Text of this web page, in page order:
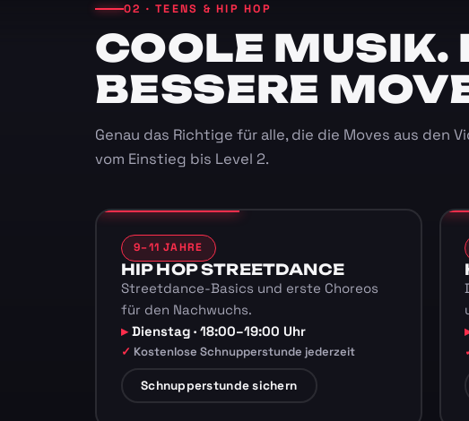
02 · TEENS & HIP HOP
COOLE MUSIK.
BESSERE
Genau das Richtige für alle, die die Moves aus den
vom Einstieg bis Level 2.
9–11 JAHRE
HIP HOP STREETDANCE
Streetdance-Basics und erste Choreos
für den Nachwuchs.
Dienstag · 18:00–19:00 Uhr
Kostenlose Schnupperstunde jederzeit
Schnupperstunde sichern